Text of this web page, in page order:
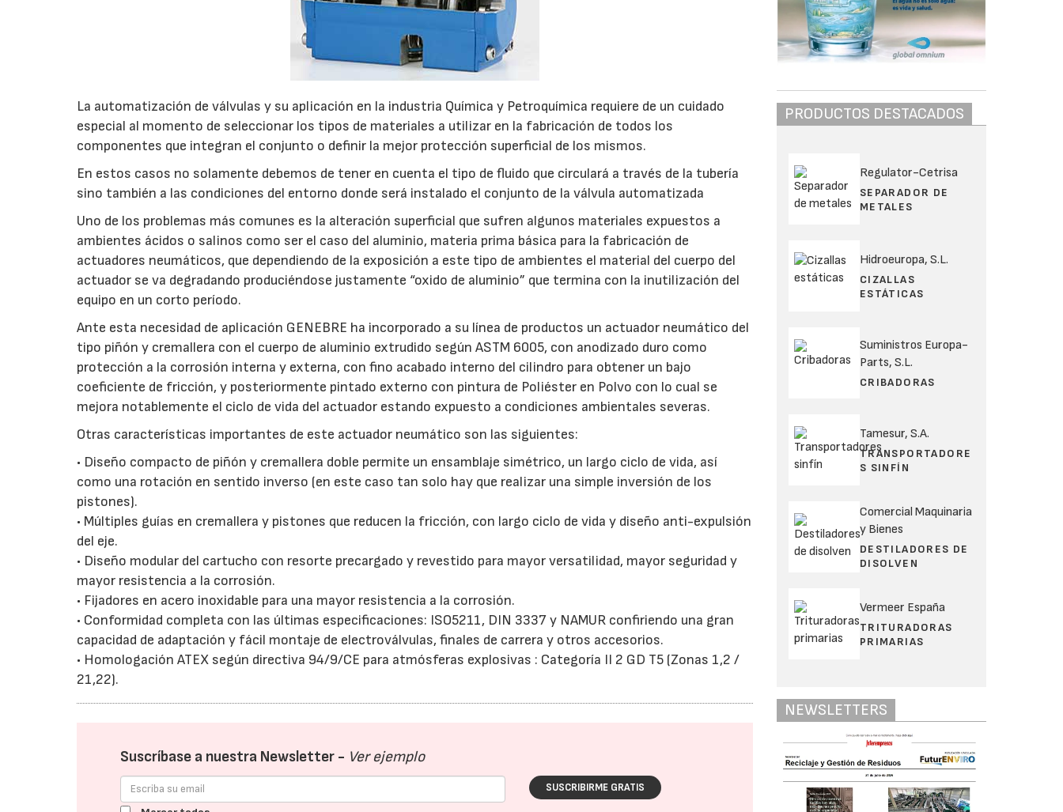
La automatización de válvulas y su aplicación en la industria Química y Petroquímica requiere de un cuidado
especial al momento de seleccionar los tipos de materiales a utilizar en la fabricación de todos los
componentes que integran el conjunto o definir la mejor protección superficial de los mismos.
En estos casos no solamente debemos de tener en cuenta el tipo de fluido que circulará a través de la tubería
sino también a las condiciones del entorno donde será instalado el conjunto de la válvula automatizada
Uno de los problemas más comunes es la alteración superficial que sufren algunos materiales expuestos a
ambientes ácidos o salinos como ser el caso del aluminio, materia prima básica para la fabricación de
actuadores neumáticos, que dependiendo de la exposición a este tipo de ambientes el material del cuerpo del
actuador se va degradando produciéndose justamente “oxido de aluminio” que termina con la inutilización del
equipo en un corto período.
Ante esta necesidad de aplicación GENEBRE ha incorporado a su línea de productos un actuador neumático del
tipo piñón y cremallera con el cuerpo de aluminio extrudido según ASTM 6005, con anodizado duro como
protección a la corrosión interna y externa, con fino acabado interno del cilindro para obtener un bajo
coeficiente de fricción, y posteriormente pintado externo con pintura de Poliéster en Polvo con lo cual se
mejora notablemente el ciclo de vida del actuador estando expuesto a condiciones ambientales severas.
Otras características importantes de este actuador neumático son las siguientes:
• Diseño compacto de piñón y cremallera doble permite un ensamblaje simétrico, un largo ciclo de vida, así
como una rotación en sentido inverso (en este caso tan solo hay que realizar una simple inversión de los
pistones).
• Múltiples guías en cremallera y pistones que reducen la fricción, con largo ciclo de vida y diseño anti-expulsión
del eje.
• Diseño modular del cartucho con resorte precargado y revestido para mayor versatilidad, mayor seguridad y
mayor resistencia a la corrosión.
• Fijadores en acero inoxidable para una mayor resistencia a la corrosión.
• Conformidad completa con las últimas especificaciones: ISO5211, DIN 3337 y NAMUR confiriendo una gran
capacidad de adaptación y fácil montaje de electroválvulas, finales de carrera y otros accesorios.
• Homologación ATEX según directiva 94/9/CE para atmósferas explosivas : Categoría II 2 GD T5 (Zonas 1,2 /
21,22).
Suscríbase a nuestra Newsletter - Ver ejemplo
SUSCRIBIRME GRATIS
PRODUCTOS DESTACADOS
Regulator-Cetrisa
SEPARADOR DE
METALES
Hidroeuropa, S.L.
CIZALLAS
ESTÁTICAS
Suministros Europa-
Parts, S.L.
CRIBADORAS
Tamesur, S.A.
TRANSPORTADORE
S SINFÍN
Comercial Maquinaria
y Bienes
DESTILADORES DE
DISOLVEN
Vermeer España
TRITURADORAS
PRIMARIAS
NEWSLETTERS